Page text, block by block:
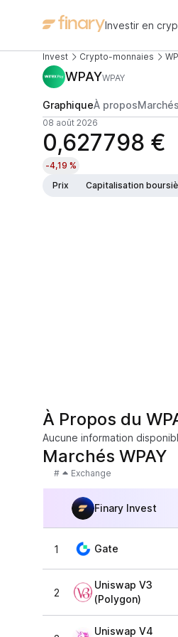
Investir en
Invest Crypto-monnaies
WPAYWPAY
GraphiqueÀ proposMarchés
08 août 2026
0,627798 €
-4,19 %
Prix
Capitalisation
À Propos du
Aucune information
Marchés WPAY
# Exchange
Finary Invest
1 Gate
2
Uniswap V3
(Polygon)
Uniswap V4